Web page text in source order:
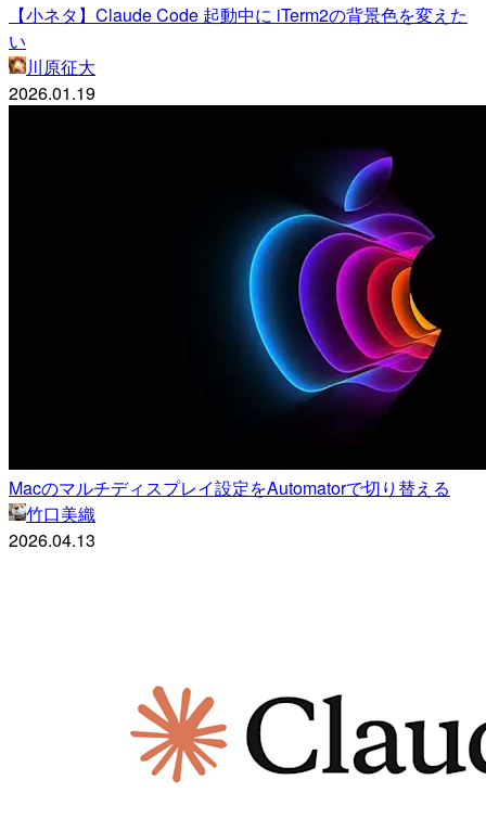
【小ネタ】Claude Code 起動中に iTerm2の背景色を変えた
い
川原征大
2026.01.19
Macのマルチディスプレイ設定をAutomatorで切り替える
竹口美織
2026.04.13